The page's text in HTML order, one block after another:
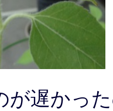
遅かっ